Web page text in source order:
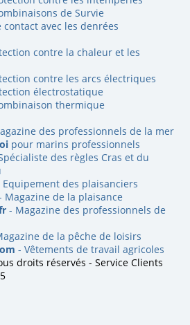
de Survie
avec les denrées
contre la chaleur et les
contre les arcs électriques
électrostatique
thermique
des professionnels de la mer
pour marins professionnels
des règles Cras et du
Equipement des plaisanciers
Magazine de la plaisance
- Magazine des professionnels de
de la pêche de loisirs
- Vêtements de travail agricoles
droits réservés - Service Clients